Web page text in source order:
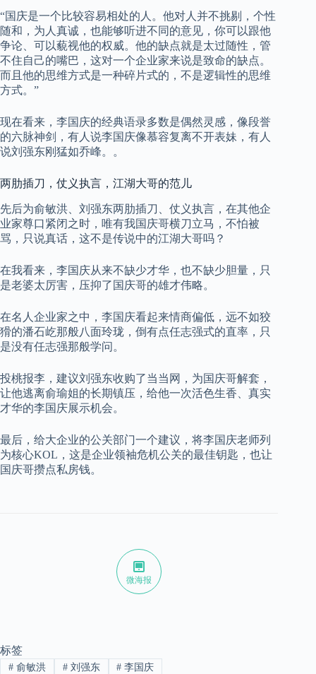
“国庆是一个比较容易相处的人。他对人并不挑剔，个性
随和，为人真诚，也能够听进不同的意见，你可以跟他
争论、可以藐视他的权威。 他的缺点就是太过随性，管
不住自己的嘴巴，这对一个企业家来说是致命的缺点。
而且他的思维方式是一种碎片式的，不是逻辑性的思维
方式。”
现在看来，李国庆的经典语录多数是偶然灵感，像段誉
的六脉神剑，有人说李国庆像慕容复离不开表妹，有人
说刘强东刚猛如乔峰。。
两肋插刀，仗义执言，江湖大哥的范儿
先后为俞敏洪、刘强东两肋插刀、仗义执言，在其他企
业家尊口紧闭之时，唯有我国庆哥横刀立马，不怕被
骂，只说真话，这不是传说中的江湖大哥吗？
在我看来，李国庆从来不缺少才华，也不缺少胆量，只
是老婆太厉害，压抑了国庆哥的雄才伟略。
在名人企业家之中，李国庆看起来情商偏低，远不如狡
猾的潘石屹那般八面玲珑，倒有点任志强式的直率，只
是没有任志强那般学问。
投桃报李，建议刘强东收购了当当网，为国庆哥解套，
让他逃离俞瑜姐的长期镇压，给他一次活色生香、真实
才华的李国庆展示机会。
最后，给大企业的公关部门一个建议，将李国庆老师列
为核心KOL，这是企业领袖危机公关的最佳钥匙，也让
国庆哥攒点私房钱。
微海报
标签
#俞敏洪 #刘强东 # 李国庆